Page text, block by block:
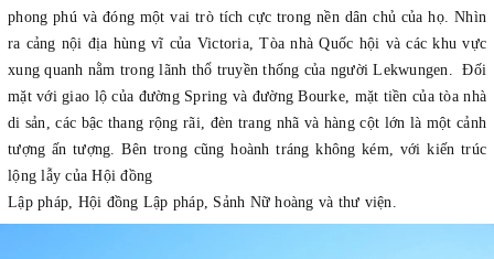
phong phú và đóng một vai trò tích cực trong nền dân chủ của họ. Nhìn
ra cảng nội địa hùng vĩ của Victoria, Tòa nhà Quốc hội và các khu vực
xung quanh nằm trong lãnh thổ truyền thống của người Lekwungen. Đối
mặt với giao lộ của đường Spring và đường Bourke, mặt tiền của tòa nhà
di sản, các bậc thang rộng rãi, đèn trang nhã và hàng cột lớn là một cảnh
tượng ấn tượng. Bên trong cũng hoành tráng không kém, với kiến ​​trúc
lộng lẫy của Hội đồng
Lập pháp, Hội đồng Lập pháp, Sảnh Nữ hoàng và thư viện.